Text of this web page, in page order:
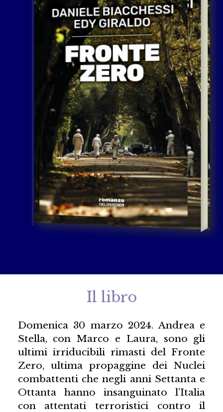
Il libro
Domenica 30 marzo 2024. Andrea e
Stella, con Marco e Laura, sono gli
ultimi irriducibili rimasti del Fronte
Zero, ultima propaggine dei Nuclei
combattenti che negli anni Settanta e
Ottanta hanno insanguinato l’Italia
con attentati terroristici contro il